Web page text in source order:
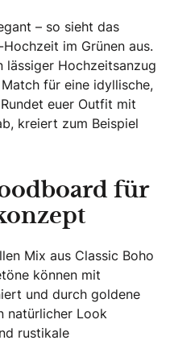
– so sieht das
im Grünen aus.
lässiger Hochzeitsanzug
für eine idyllische,
euer Outfit mit
kreiert zum Beispiel
für
Mix aus Classic Boho
können mit
und durch goldene
natürlicher Look
rustikale